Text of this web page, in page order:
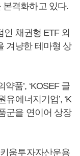
본격화하고 있다.
인 채권형 ETF 외
겨냥한 테마형 상
품’, ‘KOSEF 글
유에너지기업’, ‘K
군을 연이어 상장
움투자자산운용